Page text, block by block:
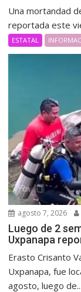
Una mortandad
reportada este
ESTATAL
agosto 7, 2026
Luego de 2
Uxpanapa
Erasto Crisanto
Uxpanapa, fue
agosto, luego de...